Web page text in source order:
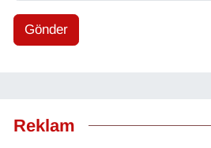
Gönder
Reklam